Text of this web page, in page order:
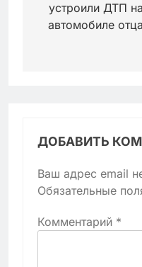
устроили ДТП на
автомобиле отца
ДОБАВИТЬ
Ваш адрес email
Обязательные
Комментарий *